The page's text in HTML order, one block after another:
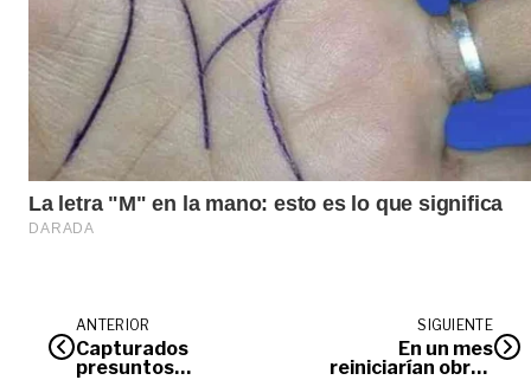
ANTERIOR
Capturados
presuntos
SIGUIENTE
En un mes
reiniciarían obras